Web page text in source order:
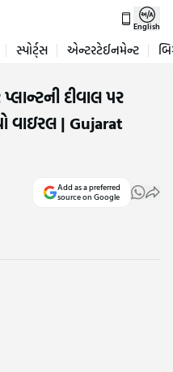
English
સ્પોર્ટ્સ એન્ટરટેઈનમેન્ટ
દીવાલ પર
વાઇરલ | Gujarat
Add as a preferred
source on Google